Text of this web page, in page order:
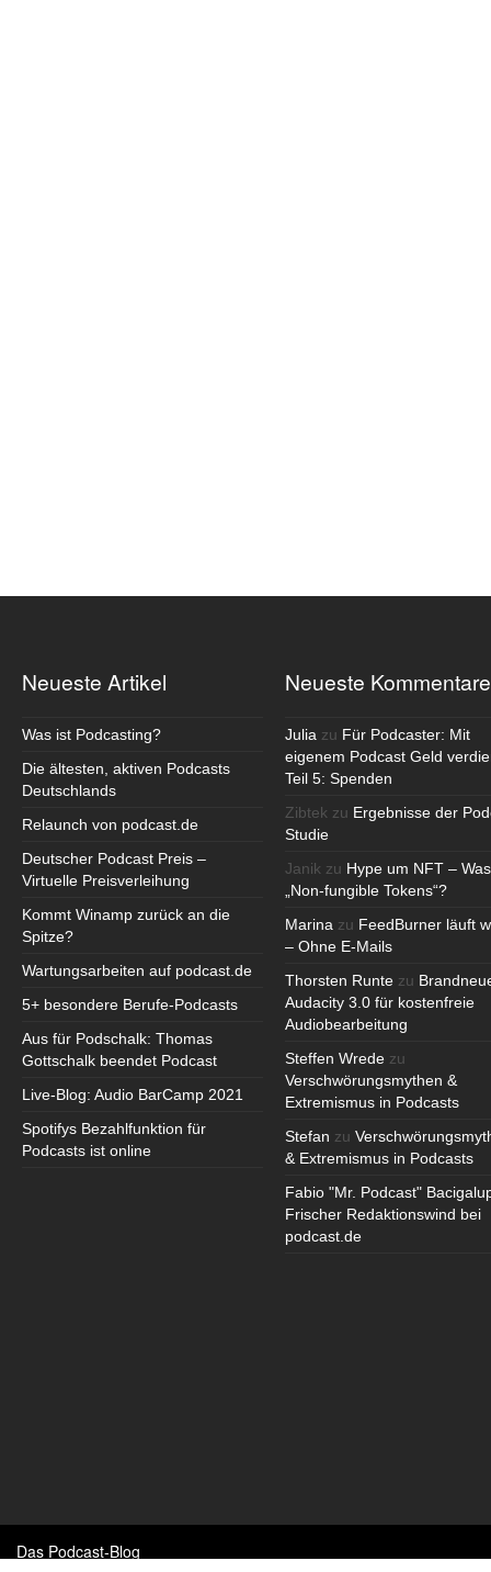
Neueste Artikel
Was ist Podcasting?
Die ältesten, aktiven Podcasts
Deutschlands
Relaunch von podcast.de
Deutscher Podcast Preis –
Virtuelle Preisverleihung
Kommt Winamp zurück an die
Spitze?
Wartungsarbeiten auf podcast.de
5+ besondere Berufe-Podcasts
Aus für Podschalk: Thomas
Gottschalk beendet Podcast
Live-Blog: Audio BarCamp 2021
Spotifys Bezahlfunktion für
Podcasts ist online
Neueste Kommentare
Julia zu Für Podcaster: Mit
eigenem Podcast Geld
Teil 5: Spenden
Zibtek zu Ergebnisse der
Studie
Janik zu Hype um NFT –
„Non-fungible Tokens“?
Marina zu FeedBurner läuft
– Ohne E-Mails
Thorsten Runte zu
Audacity 3.0 für kostenfreie
Audiobearbeitung
Steffen Wrede zu
Verschwörungsmythen &
Extremismus in Podcasts
Stefan zu
& Extremismus in Podcasts
Fabio "Mr. Podcast"
Frischer Redaktionswind bei
podcast.de
Das Podcast-Blog